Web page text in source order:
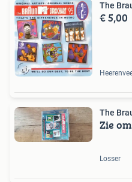
The
€ 5,00
The
Zie
Losser